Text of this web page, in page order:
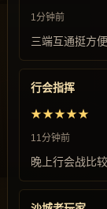
1分钟前
三端互通挺方
行会指挥
★★★★★
11分钟前
晚上行会战比